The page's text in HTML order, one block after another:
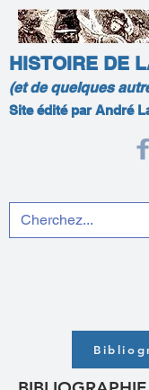
HISTOIRE DE
(et de quelques
Site édité par André